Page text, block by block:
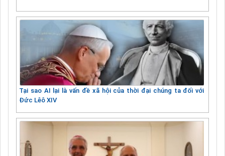
Tại sao AI lại là vấn đề xã hội của thời đại chúng ta đối với
Đức Lêô XIV